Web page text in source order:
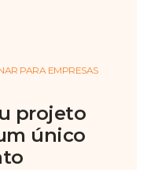
PARA EMPRESAS
projeto
único